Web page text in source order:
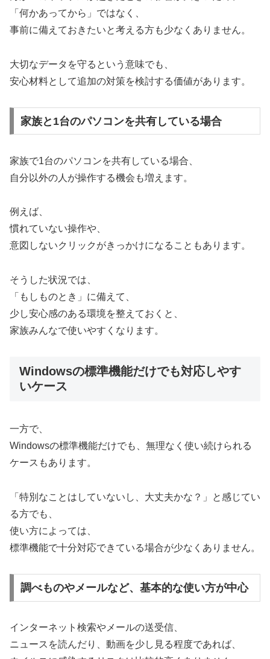
「何かあってから」ではなく、
事前に備えておきたいと考える方も少なくありません。
大切なデータを守るという意味でも、
安心材料として追加の対策を検討する価値があります。
家族と1台のパソコンを共有している場合
家族で1台のパソコンを共有している場合、
自分以外の人が操作する機会も増えます。
例えば、
慣れていない操作や、
意図しないクリックがきっかけになることもあります。
そうした状況では、
「もしものとき」に備えて、
少し安心感のある環境を整えておくと、
家族みんなで使いやすくなります。
Windowsの標準機能だけでも対応しやす
いケース
一方で、
Windowsの標準機能だけでも、無理なく使い続けられる
ケースもあります。
「特別なことはしていないし、大丈夫かな？」と感じてい
る方でも、
使い方によっては、
標準機能で十分対応できている場合が少なくありません。
調べものやメールなど、基本的な使い方が中心
インターネット検索やメールの送受信、
ニュースを読んだり、動画を少し見る程度であれば、